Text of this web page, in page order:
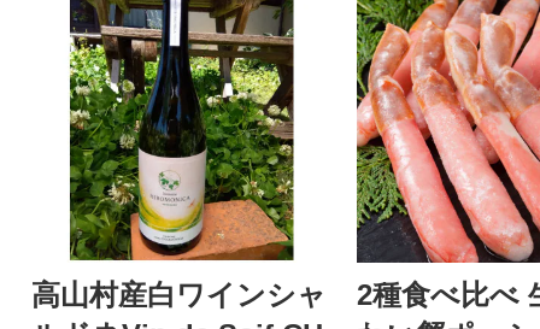
高山村産白ワインシャ
2種食べ比べ 生冷本ず